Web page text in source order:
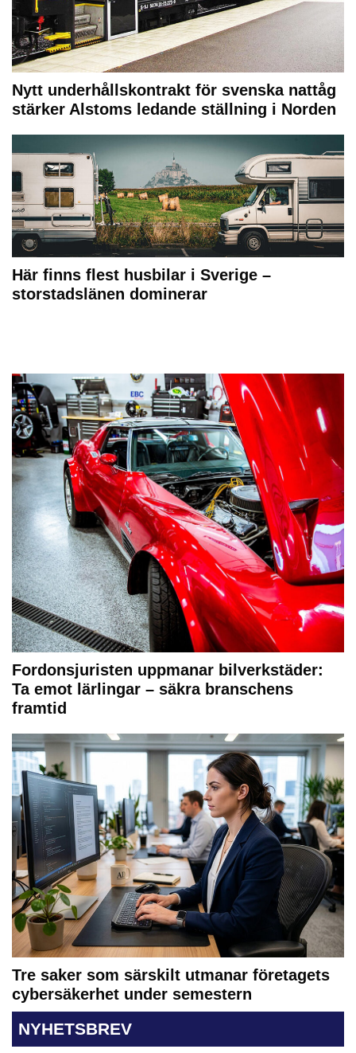
Nytt underhållskontrakt för svenska nattåg
stärker Alstoms ledande ställning i Norden
Här finns flest husbilar i Sverige –
storstadslänen dominerar
Fordonsjuristen uppmanar bilverkstäder:
Ta emot lärlingar – säkra branschens
framtid
Tre saker som särskilt utmanar företagets
cybersäkerhet under semestern
NYHETSBREV